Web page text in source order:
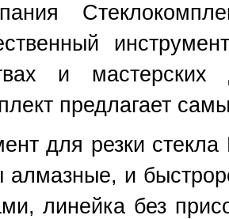
и
предлагает
для резки стекла
алмазные, и
линейка без